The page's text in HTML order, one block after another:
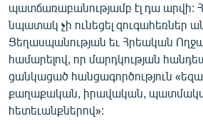
English
Русский
ՀԵՏԵՎԵՔ ՄԵԶ
պատճառաբանությամբ էլ դա արվի:
նպատակ չի ունեցել զուգահեռներ
Ցեղասպանության եւ Հրեական
համարելով, որ մարդկության
ցանկացած հանցագործություն
քաղաքական, իրավական,
հետեւանքներով»: